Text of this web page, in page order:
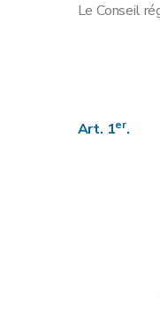
Art.
Art.
Art.
Art.
Chapitre
Le Conseil
Art. 1er.